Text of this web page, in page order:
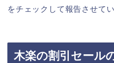
をチェックして報告させて
木楽の割引セール